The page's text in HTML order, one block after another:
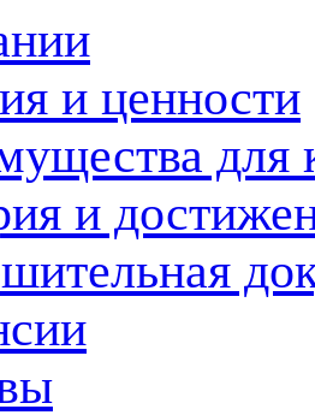
и ценности
для
и